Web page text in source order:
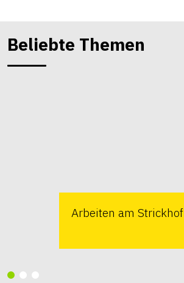
Beliebte Themen
Arbeiten am Strickhof